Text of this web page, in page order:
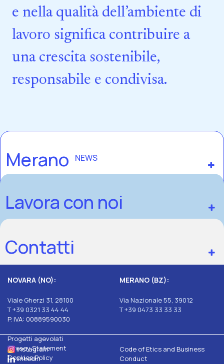
e nella qualità dell’ambiente di
lavoro significa contribuire a
una crescita sostenibile,
responsabile e condivisa.
NEWS
Merano
Lavora con noi
Contatti
NOVARA (NO):
Viale Gherzi 31, 28100
T +39 0321 33 44 44
P. IVA: 00889590030
MERANO (BZ):
Via Nazionale 55, 39012
T +39 0473 33 33 33
Progetti agevolati
Privacy Statement
Cookies Policy
Instagram
linkedin
Code of Etics and Business
Conduct